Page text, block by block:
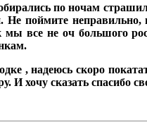
по ночам
поймите
все не оч большого
, надеюсь скоро
хочу сказать спасибо